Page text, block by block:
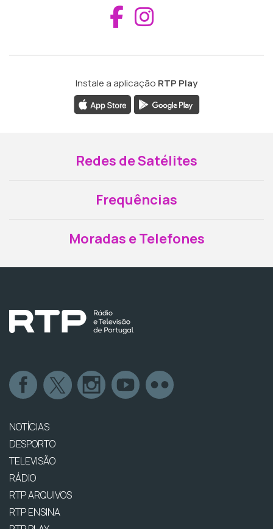
Aceder ao
Instale a aplicação RTP Play
Redes de Satélites
Frequências
Moradas e Telefones
NOTÍCIAS
DESPORTO
TELEVISÃO
RÁDIO
RTP ARQUIVOS
RTP ENSINA